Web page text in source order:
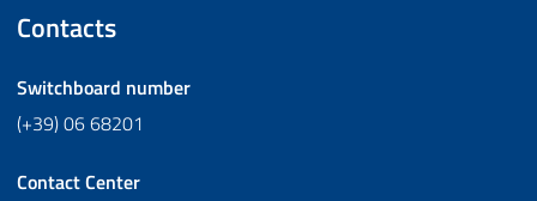
Contacts
Switchboard number
(+39) 06 68201
Contact Center